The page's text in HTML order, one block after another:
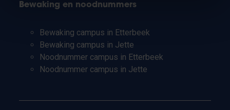
Bewaking en noodnummers
Bewaking campus in Etterbeek
Bewaking campus in Jette
Noodnummer campus in Etterbeek
Noodnummer campus in Jette